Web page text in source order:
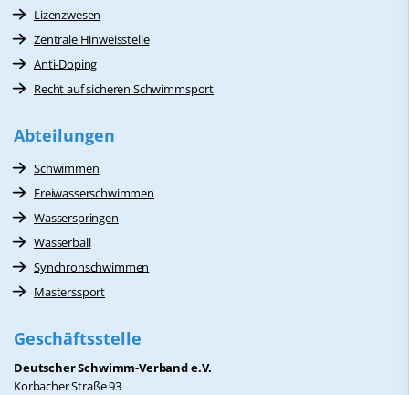
Lizenzwesen
Zentrale Hinweisstelle
Anti-Doping
Recht auf sicheren Schwimmsport
Abteilungen
Schwimmen
Freiwasserschwimmen
Wasserspringen
Wasserball
Synchronschwimmen
Masterssport
Geschäftsstelle
Deutscher Schwimm-Verband e.V.
Korbacher Straße 93